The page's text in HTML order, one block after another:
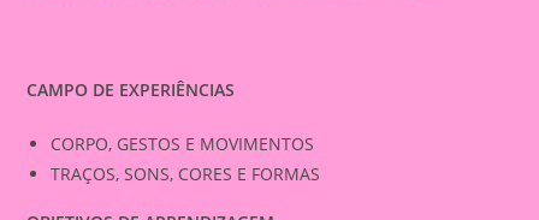
CAMPO DE EXPERIÊNCIAS
CORPO, GESTOS E MOVIMENTOS
TRAÇOS, SONS, CORES E FORMAS